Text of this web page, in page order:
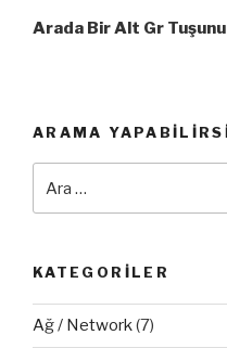
Yazı
Arada Bir Alt Gr
ARAMA
KATEGORILER
Ağ / Network(7)